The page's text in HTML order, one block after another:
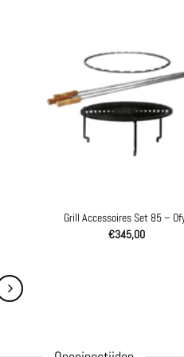
Grill Accessoires Set 85 –
€345,00